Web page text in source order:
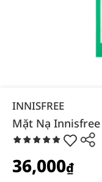
INNISFREE
Mặt Nạ
36,000₫